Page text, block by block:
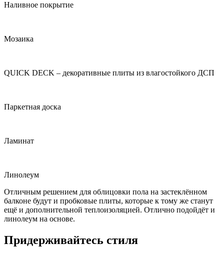
Наливное покрытие
Мозаика
QUICK DECK – декоративные плиты из влагостойкого ДСП
Паркетная доска
Ламинат
Линолеум
Отличным решением для облицовки пола на застеклённом
балконе будут и пробковые плиты, которые к тому же станут
ещё и дополнительной теплоизоляцией. Отлично подойдёт и
линолеум на основе.
Придерживайтесь стиля